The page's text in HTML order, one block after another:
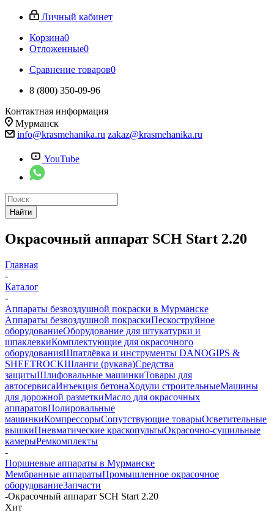
Личный кабинет
Корзина0
Отложенные0
Сравнение товаров0
8 (800) 350-09-96
Контактная информация
Мурманск
info@krasmehanika.ru zakaz@krasmehanika.ru
YouTube
Найти
Окрасочный аппарат SCH Start 2.20
Главная
-
Каталог
-
Аппараты безвоздушной покраски в Мурманске
Аппараты безвоздушной покраскиПескоструйное
оборудованиеОборудование для штукатурки и
шпаклевкиКомплектующие для окрасочного
оборудованияШпатлёвка и инструменты DANOGIPS &
SHEETROCKШланги (рукава)Средства
защитыШлифовальные машинкиТовары для
автосервисаИнъекция бетонаХодули строительныеМашины
для дорожной разметкиМасло для окрасочных
аппаратовПолировальные
машинкиКомпрессорыСопутствующие товарыОсветительные
вышкиПневматические краскопультыОкрасочно-сушильные
камерыРемкомплекты
-
Поршневые аппараты в Мурманске
Мембранные аппаратыПромышленное окрасочное
оборудованиеЗапчасти
-Окрасочный аппарат SCH Start 2.20
Хит